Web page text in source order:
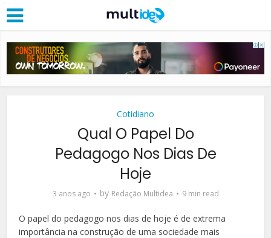
Cotidiano
Qual O Papel Do
Pedagogo Nos Dias De
Hoje
3 anos ago by Redação Multidea 9 min read
O papel do pedagogo nos dias de hoje é de extrema
importância na construção de uma sociedade mais